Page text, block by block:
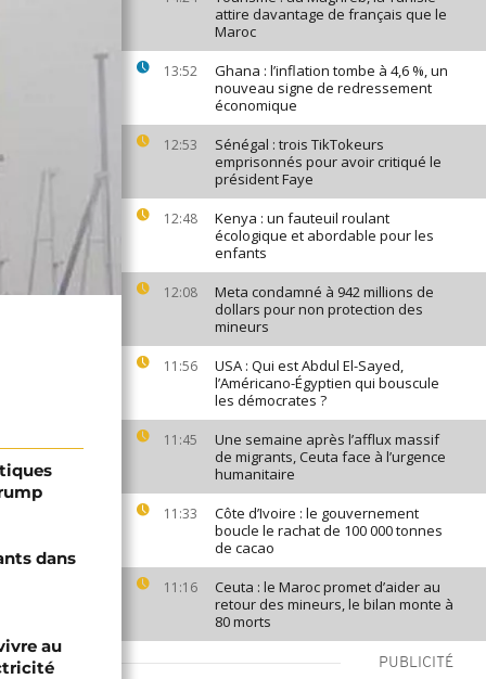
attire davantage de français que le
Maroc
13:52
Ghana : l’inflation tombe à 4,6 %, un
nouveau signe de redressement
économique
12:53
Sénégal : trois TikTokeurs
emprisonnés pour avoir critiqué le
président Faye
12:48
Kenya : un fauteuil roulant
écologique et abordable pour les
enfants
12:08
Meta condamné à 942 millions de
dollars pour non protection des
mineurs
11:56
USA : Qui est Abdul El-Sayed,
l’Américano-Égyptien qui bouscule
les démocrates ?
11:45
Une semaine après l’afflux massif
de migrants, Ceuta face à l’urgence
humanitaire
11:33
Côte d’Ivoire : le gouvernement
boucle le rachat de 100 000 tonnes
de cacao
11:16
Ceuta : le Maroc promet d’aider au
retour des mineurs, le bilan monte à
80 morts
PUBLICITÉ
dans
au